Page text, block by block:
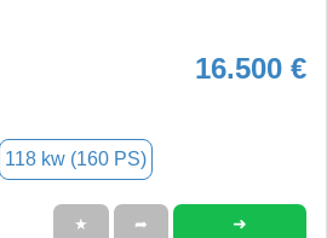
16.500 €
118 kw (160 PS)
★ ➦ ➜